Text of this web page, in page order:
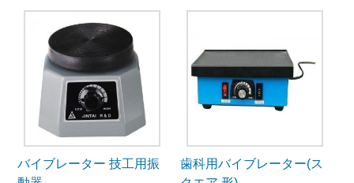
バイブレーター 技工用振
歯科用バイブレーター(ス